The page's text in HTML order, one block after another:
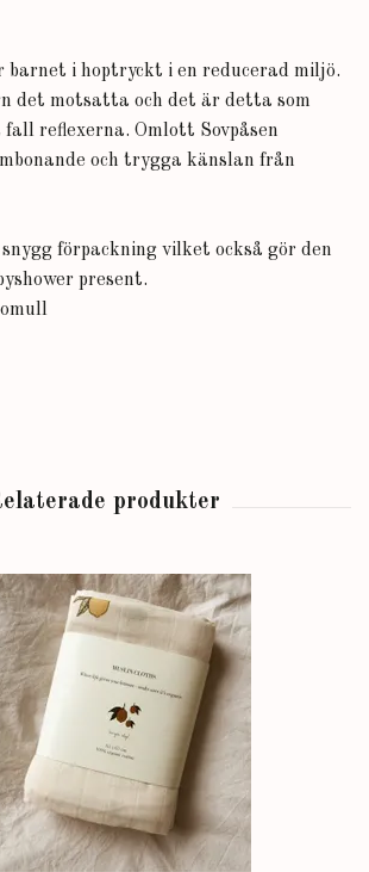
barnet i hoptryckt i en reducerad miljö.
det motsatta och det är detta som
reflexerna. Omlott Sovpåsen
och trygga känslan från
förpackning vilket också gör den
present.